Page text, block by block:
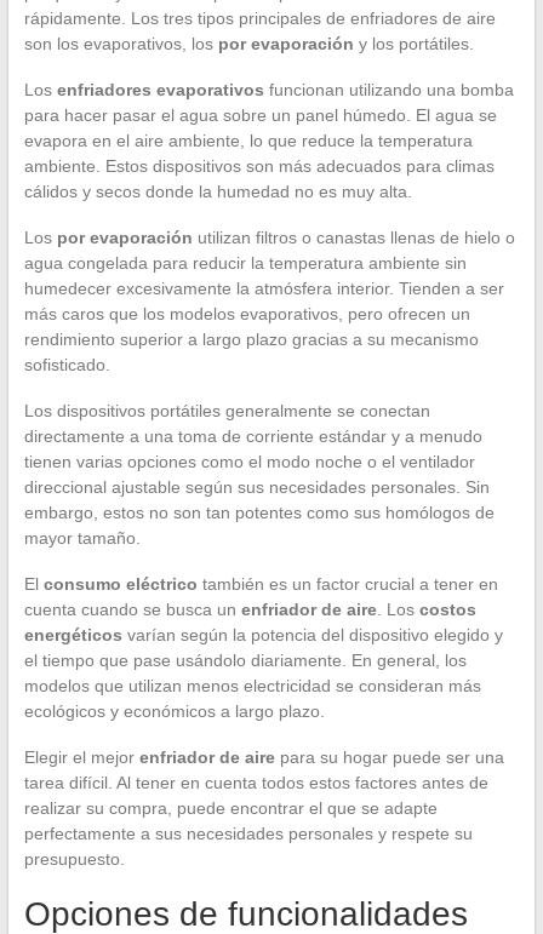
rápidamente. Los tres tipos principales de enfriadores de aire
son los evaporativos, los por evaporación y los portátiles.
Los enfriadores evaporativos funcionan utilizando una bomba
para hacer pasar el agua sobre un panel húmedo. El agua se
evapora en el aire ambiente, lo que reduce la temperatura
ambiente. Estos dispositivos son más adecuados para climas
cálidos y secos donde la humedad no es muy alta.
Los por evaporación utilizan filtros o canastas llenas de hielo o
agua congelada para reducir la temperatura ambiente sin
humedecer excesivamente la atmósfera interior. Tienden a ser
más caros que los modelos evaporativos, pero ofrecen un
rendimiento superior a largo plazo gracias a su mecanismo
sofisticado.
Los dispositivos portátiles generalmente se conectan
directamente a una toma de corriente estándar y a menudo
tienen varias opciones como el modo noche o el ventilador
direccional ajustable según sus necesidades personales. Sin
embargo, estos no son tan potentes como sus homólogos de
mayor tamaño.
El consumo eléctrico también es un factor crucial a tener en
cuenta cuando se busca un enfriador de aire. Los costos
energéticos varían según la potencia del dispositivo elegido y
el tiempo que pase usándolo diariamente. En general, los
modelos que utilizan menos electricidad se consideran más
ecológicos y económicos a largo plazo.
Elegir el mejor enfriador de airepara su hogar puede ser una
tarea difícil. Al tener en cuenta todos estos factores antes de
realizar su compra, puede encontrar el que se adapte
perfectamente a sus necesidades personales y respete su
presupuesto.
Opciones de funcionalidades